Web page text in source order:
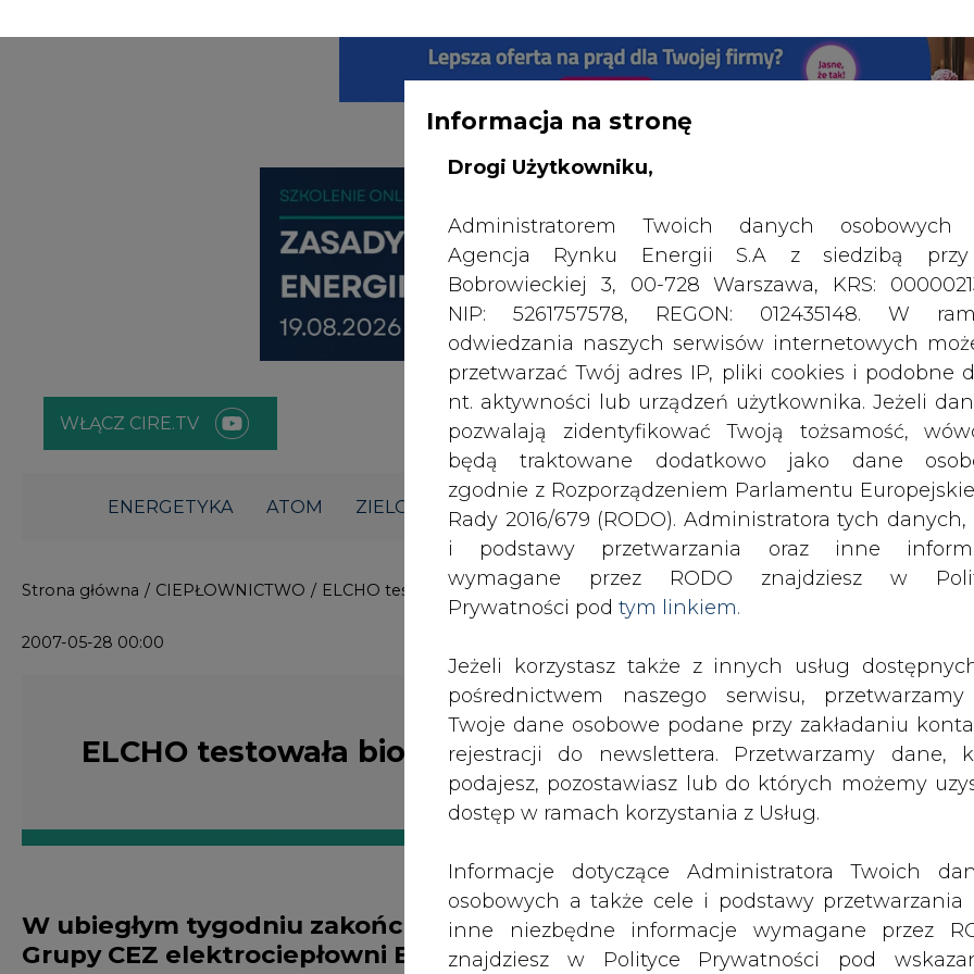
WYDAWCA PORTALU: WYSOKI KONTRAST
ZIELONA GOSPODARKA ZMIANY KADROWE NA RYNKU
Informacja na stronę
Drogi Użytkowniku,
Agencja Rynku Energii S.A z siedzibą
Bobrowieckiej 3, 00-728 Warszawa, KRS:
NIP: 5261757578, REGON: 012435148. W
odwiedzania naszych serwisów internetowych
przetwarzać Twój adres IP, pliki cookies i podobne
nt. aktywności lub urządzeń użytkownika. Jeżeli
pozwalają zidentyfikować Twoją tożsamość,
będą traktowane dodatkowo jako dane
zgodnie z Rozporządzeniem Parlamentu
Rady 2016/679 (RODO). Administratora tych danych,
i podstawy przetwarzania oraz inne
wymagane przez RODO znajdziesz w
Prywatności podtym linkiem.
pośrednictwem naszego serwisu,
Twoje dane osobowe podane przy zakładaniu
rejestracji do newslettera. Przetwarzamy dane,
podajesz, pozostawiasz lub do których możemy
dostęp w ramach korzystania z Usług.
osobowych a także cele i podstawy przetwarzania
inne niezbędne informacje wymagane przez
znajdziesz w Polityce Prywatności pod
linkiem (tym linkiem). Dane zbierane na
ELCHO testowała biomasę
2007-05-28 00:00 drukuj skomentuj
ELCHO testowała biomasę
W ubiegłym tygodniu zakończono testy spalania biomasy w należącej do
Grupy CEZ elektrociepłowni ELCHO. Prawdopodobnie w październiku
chorzowska EC zacznie produkcję energii z biomasy.